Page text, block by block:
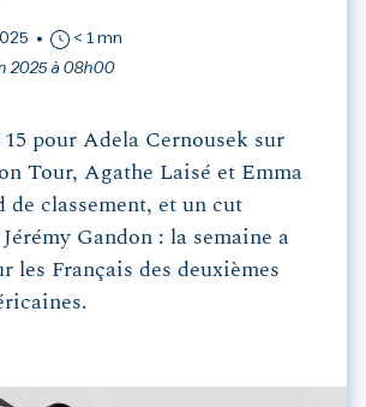
< 1 mn
2025 à 08h00
15 pour Adela Cernousek sur
Tour, Agathe Laisé et Emma
de classement, et un cut
Gandon : la semaine a
les Français des deuxièmes